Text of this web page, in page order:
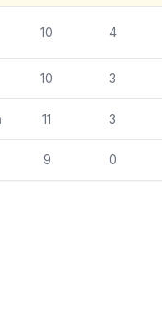
10 4
10 3
11 3
9 0